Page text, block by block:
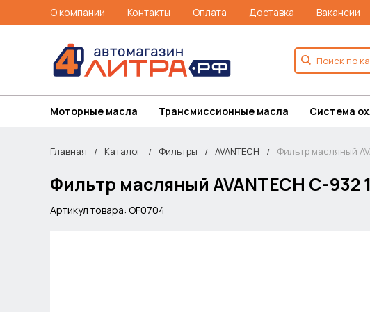
О компании Контакты Оплата Доставка Вакансии
Моторные масла Трансмиссионные масла Система
Главная Каталог Фильтры AVANTECH Фильтр масляный
Фильтр масляный AVANTECH C-932
Артикул товара: OF0704